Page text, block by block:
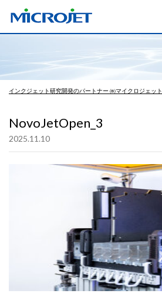
インクジェット研究開発のパートナー ㈱マイクロジェット
NovoJetOpen_3
2025.11.10